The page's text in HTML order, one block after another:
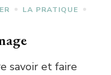
LA PRATIQUE
savoir et faire